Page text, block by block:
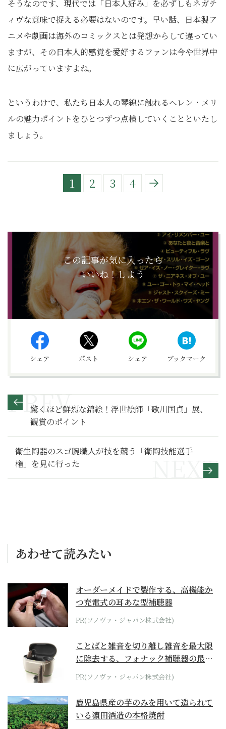
そうなのです、現代では「日本人好み」を必ずしもネガテ
ィヴな意味で捉える必要はないのです。早い話、日本製ア
ニメや劇画は海外のコミックスとは発想からして違ってい
ますが、その日本人的感覚を愛好するファンは今や世界中
に広がっていますよね。
というわけで、私たち日本人の琴線に触れるヘレン・メリ
ルの魅力ポイントをひとつずつ点検していくことといたし
ましょう。
1 2 3 4
この記事が気に入ったら
いいね！しよう
シェア ポスト シェア ブックマーク
驚くほど鮮烈な錦絵！浮世絵師「歌川国貞」展、
観賞のポイント
衛生陶器のスゴ腕職人が技を競う「衛陶技能選手
権」を見に行った
あわせて読みたい
オーダーメイドで製作する、高機能か
つ充電式の耳あな型補聴器
PR(ソノヴァ・ジャパン株式会社)
ことばと雑音を切り離し雑音を最大限
に除去する、フォナック補聴器の最上
位モデル
PR(ソノヴァ・ジャパン株式会社)
鹿児島県産の芋のみを用いて造られて
いる濵田酒造の本格焼酎